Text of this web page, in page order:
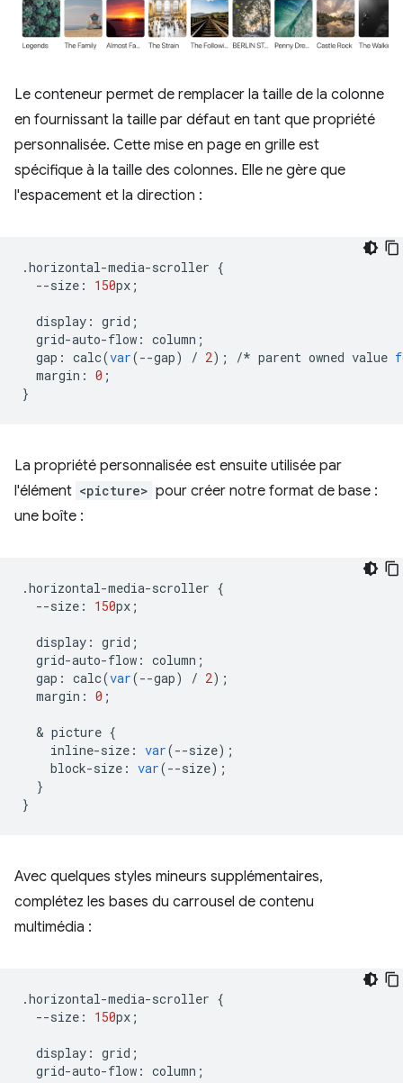
Le conteneur permet de remplacer la taille de la colonne
en fournissant la taille par défaut en tant que propriété
personnalisée. Cette mise en page en grille est
spécifique à la taille des colonnes. Elle ne gère que
l'espacement et la direction :
.horizontal-media-scroller {
--size : 150px ;
display : grid ;
grid-auto-flow : column ;
gap : calc(var(--gap) / 2); /* parent owned value
margin : 0 ;
}
La propriété personnalisée est ensuite utilisée par
l'élément <picture> pour créer notre format de base :
une boîte :
.horizontal-media-scroller {
--size : 150px ;
display : grid ;
grid-auto-flow : column ;
gap : calc(var(--gap) / 2);
margin : 0 ;
  &
picture {
inline-size : var(--size);
block-size : var(--size);
}
}
Avec quelques styles mineurs supplémentaires,
complétez les bases du carrousel de contenu
multimédia :
.horizontal-media-scroller {
--size : 150px ;
display : grid ;
grid-auto-flow : column ;